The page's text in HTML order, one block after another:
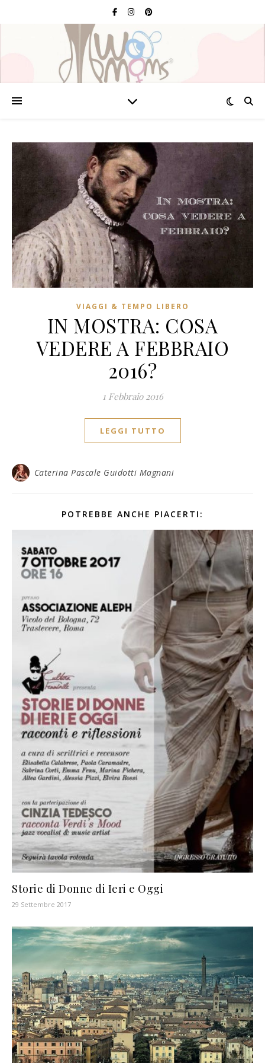
VIAGGI & TEMPO LIBERO
IN MOSTRA: COSA
VEDERE A FEBBRAIO
2016?
1 Febbraio 2016
LEGGI TUTTO
Caterina Pascale Guidotti Magnani
POTREBBE ANCHE PIACERTI:
Storie di Donne di Ieri e Oggi
29 Settembre 2017